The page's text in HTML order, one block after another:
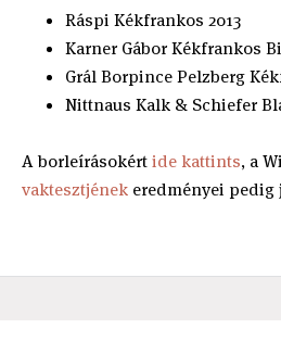
Ráspi Kékfrankos 2013
Karner Gábor Kékfrankos
Grál Borpince Pelzberg
Nittnaus Kalk & Schiefer
A borleírásokértide kattints, a
vaktesztjének eredményei